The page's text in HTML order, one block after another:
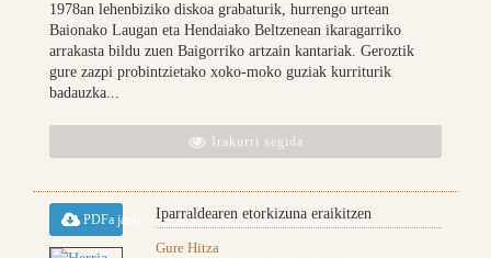
1978an lehenbiziko diskoa grabaturik, hurrengo urtean
Baionako Laugan eta Hendaiako Beltzenean ikaragarriko
arrakasta bildu zuen Baigorriko artzain kantariak. Geroztik
gure zazpi probintzietako xoko-moko guziak kurriturik
badauzka...
Irakurri segida
PDFa jaitsi Iparraldearen etorkizuna eraikitzen
Gure Hitza